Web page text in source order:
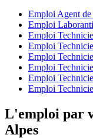
Emploi Agent
Emploi
Emploi
Emploi
Emploi
Emploi
Emploi
Emploi
L'emploi par
Alpes